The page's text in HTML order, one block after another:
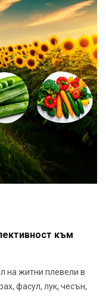
към
на житни плевели в
фасул, лук, чесън,